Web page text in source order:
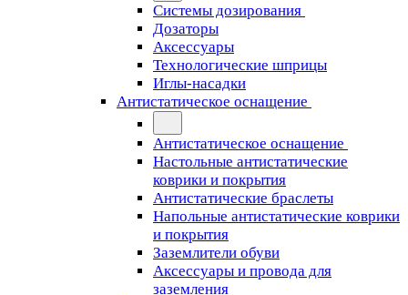
Системы дозирования
Дозаторы
Аксессуары
Технологические шприцы
Иглы-насадки
Антистатическое оснащение
Антистатическое оснащение
Настольные антистатические
коврики и покрытия
Антистатические браслеты
Напольные антистатические коврики
и покрытия
Заземлители обуви
Аксессуары и провода для
заземления